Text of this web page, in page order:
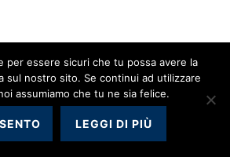
per essere sicuri che tu possa avere la
sul nostro sito. Se continui ad utilizzare
assumiamo che tu ne sia felice.
LEGGI DI PIÙ